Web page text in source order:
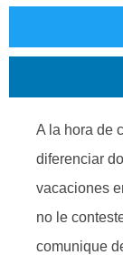
A la hora de
diferenciar
vacaciones
no le
comunique